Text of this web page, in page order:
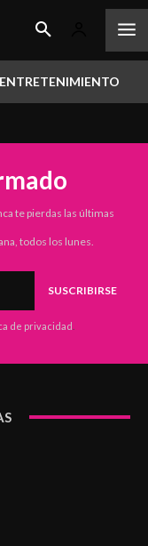
te pierdas las últimas
todos los lunes.
SUSCRIBIRSE
de privacidad